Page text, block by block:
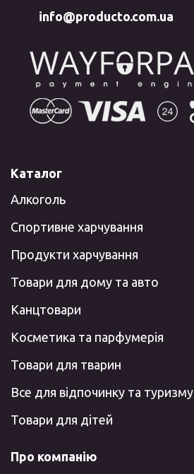
info@producto.com.ua
Каталог
Алкоголь
Спортивне харчування
Продукти харчування
Товари для дому та авто
Канцтовари
Косметика та парфумерія
Товари для тварин
Все для відпочинку та туризму
Товари для дітей
Про компанію